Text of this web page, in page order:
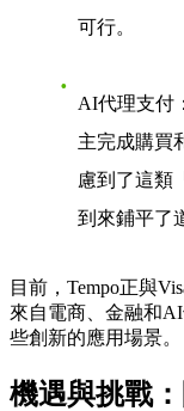
可行。
AI代理支付
主完成購買
慮到了這類
到來鋪平了
目前，Tempo正與
來自電商、金融和
些創新的應用場景。
機遇與挑戰